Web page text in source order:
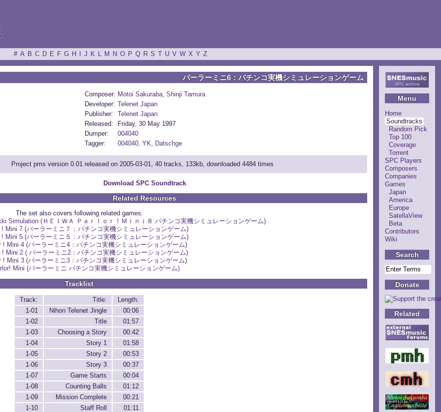
# A B C D E F G H J K L M N O P Q R S T U V W X Y Z
Menu
Home
Soundtracks
Random Pick
Top 100
Coverage
Torrent
SPC Players
Composers
Companies
Games
Japan
America
Europe
SatellaView
Beta
Contributors
Wiki
Search
Donate
Related
パーラーミニ6：パチンコ実機シミュレーションゲーム
Composer: Motoi Sakuraba, Shinji Tamura
Developer: Telenet Japan
Publisher:
Telenet Japan
Released:
Friday, 30 May 1997
Dumper:
004040
Tagger:
004040, YK, Datschge
Project pms version 0.01 released on 2005-03-01, 40 tracks, 133kb, downloaded 4484 times
Download SPC Soundtrack
Related Resources
The set also covers following related games:
Simulation (ＨＥＩＷＡ Ｐａｒｌｏｒ！Ｍｉｎｉ８ パチンコ実機シミュレーションゲーム)
! Mini 7 (パーラーミニ７：パチンコ実機シミュレーションゲーム)
! Mini 5 (パーラーミニ５：パチンコ実機シミュレーションゲーム)
! Mini 4 (パーラーミニ4：パチンコ実機シミュレーションゲーム)
! Mini 2 ( パーラーミニ2：パチンコ実機シミュレーションゲーム)
! Mini 3 (パーラーミニ3：パチンコ実機シミュレーションゲーム)
Mini (パーラーミニ パチンコ実機シミュレーションゲーム)
Tracklist
Track: Title:
Length:
1-01
Nihon Telenet Jingle
00:06
1-02
Title
01:57
1-03
Choosing a Story
00:42
1-04
Story 1
01:58
1-05
Story 2
00:53
1-06
Story 3
00:37
1-07
Game Starts
00:04
1-08
Counting Balls
01:12
1-09
Mission Complete
00:21
1-10
Staff Roll
01:11